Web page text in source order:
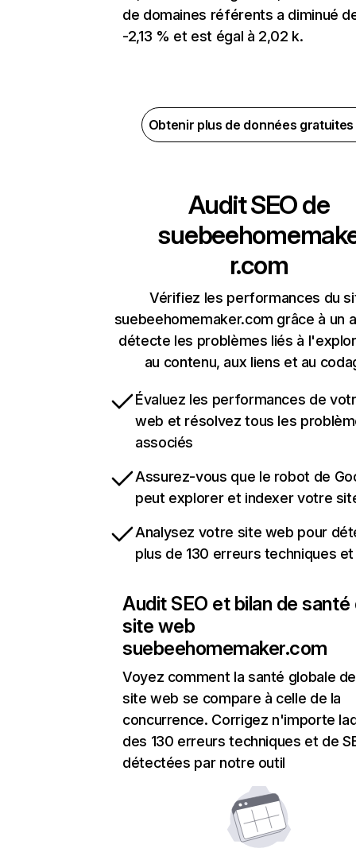
de domaines référents a diminué
-2,13 % et est égal à 2,02 k.
Obtenir plus de données
Audit SEO de
r.com
Vérifiez les performances du
suebeehomemaker.com grâce à un
détecte les problèmes liés à
au contenu, aux liens et au
Évaluez les performances de
web et résolvez tous les
associés
Assurez-vous que le robot de
peut explorer et indexer votre
Analysez votre site web pour
plus de 130 erreurs techniques et
Audit SEO et bilan de santé
site web
suebeehomemaker.com
Voyez comment la santé globale
site web se compare à celle de la
concurrence. Corrigez n'importe
des 130 erreurs techniques et de
détectées par notre outil